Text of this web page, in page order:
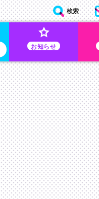
お知らせ
検索